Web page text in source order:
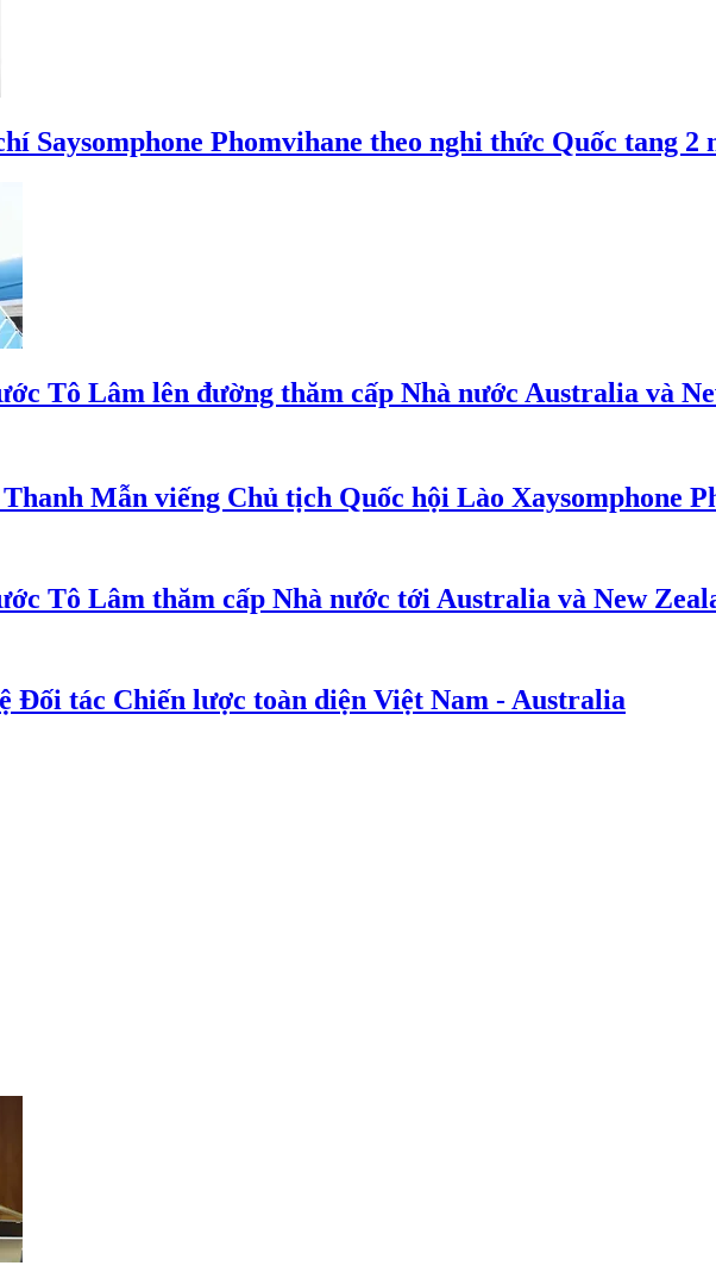
Saysomphone Phomvihane theo nghi thức Quốc tang 2
Tô Lâm lên đường thăm cấp Nhà nước Australia và
Mẫn viếng Chủ tịch Quốc hội Lào Xaysomphone
Tô Lâm thăm cấp Nhà nước tới Australia và New
Đối tác Chiến lược toàn diện Việt Nam - Australia